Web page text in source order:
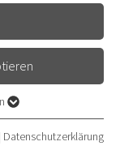
der
die Webseite
Datenschutzerklärung